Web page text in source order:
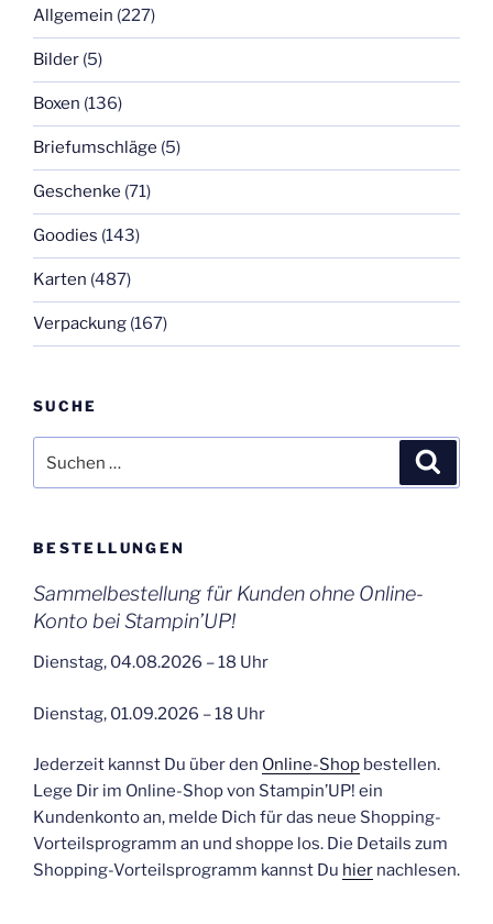
Allgemein (227)
Bilder (5)
Boxen (136)
Briefumschläge (5)
Geschenke (71)
Goodies (143)
Karten (487)
Verpackung (167)
SUCHE
nach:
BESTELLUNGEN
Sammelbestellung für Kunden ohne Online-
Konto bei Stampin’UP!
Dienstag, 04.08.2026 – 18 Uhr
Dienstag, 01.09.2026 – 18 Uhr
Jederzeit kannst Du über den Online-Shop bestellen.
Lege Dir im Online-Shop von Stampin’UP! ein
Kundenkonto an, melde Dich für das neue Shopping-
Vorteilsprogramm an und shoppe los. Die Details zum
Shopping-Vorteilsprogramm kannst Du hier nachlesen.